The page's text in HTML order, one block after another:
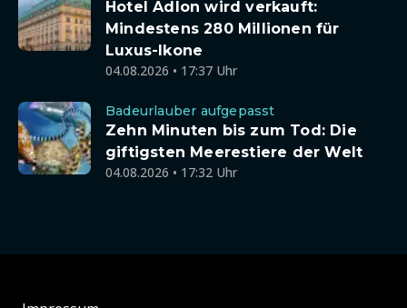
Hotel Adlon wird verkauft:
Mindestens 280 Millionen für
Luxus-Ikone
04.08.2026 • 17:37 Uhr
Badeurlauber aufgepasst
Zehn Minuten bis zum Tod: Die
giftigsten Meerestiere der Welt
04.08.2026 • 17:32 Uhr